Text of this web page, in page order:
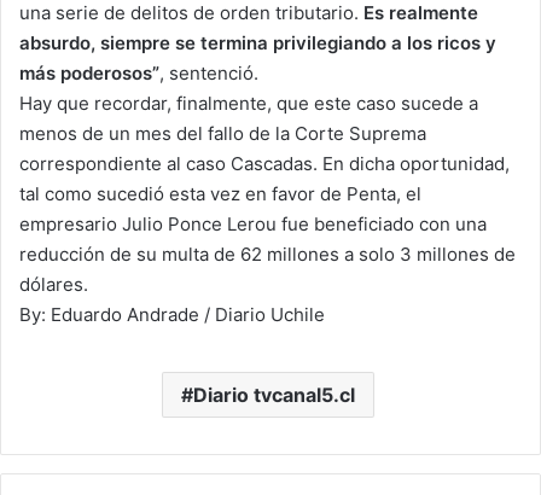
una serie de delitos de orden tributario. Es realmente
absurdo, siempre se termina privilegiando a los ricos y
más poderosos”, sentenció.
Hay que recordar, finalmente, que este caso sucede a
menos de un mes del fallo de la Corte Suprema
correspondiente al caso Cascadas. En dicha oportunidad,
tal como sucedió esta vez en favor de Penta, el
empresario Julio Ponce Lerou fue beneficiado con una
reducción de su multa de 62 millones a solo 3 millones de
dólares.
By: Eduardo Andrade / Diario Uchile
Diario tvcanal5.cl